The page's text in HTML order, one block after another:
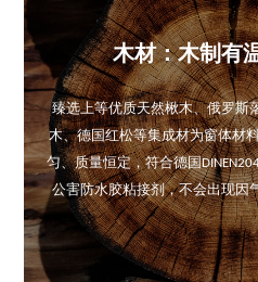
木材：木制有
臻选上等优质天然楸木、俄罗斯
木、德国红松等集成材为窗体材
匀、质量恒定，符合德国
公害防水胶粘接剂，不会出现因